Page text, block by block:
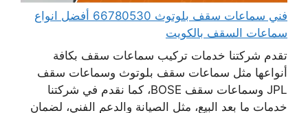
فني سماعات سقف بلوتوث 66780530 أفضل انواع
سماعات السقف بالكويت
تقدم شركتنا خدمات تركيب سماعات سقف بكافة
أنواعها مثل سماعات سقف بلوتوث وسماعات سقف
JPL وسماعات سقف BOSE، كما نقدم في شركتنا
خدمات ما بعد البيع، مثل الصيانة والدعم الفني، لضمان